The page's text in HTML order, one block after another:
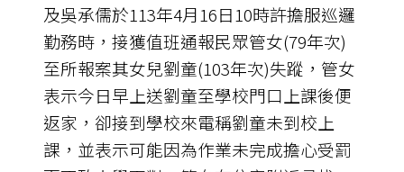
及吳承儒於113年4月16日10時許擔服巡邏
勤務時，接獲值班通報民眾管女(79年次)
至所報案其女兒劉童(103年次)失蹤，管女
表示今日早上送劉童至學校門口上課後便
返家，卻接到學校來電稱劉童未到校上
課，並表示可能因為作業未完成擔心受罰